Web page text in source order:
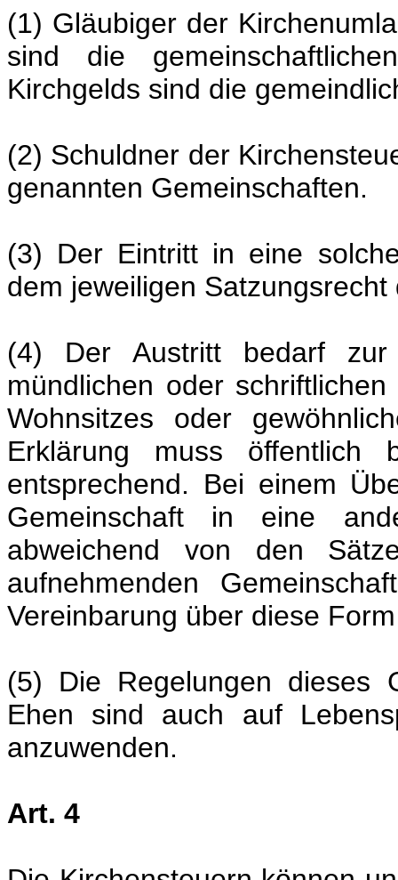
(1) Gläubiger der
sind die
Kirchgelds sind die
(2) Schuldner der
genannten Gemeinschaften.
(3) Der Eintritt in eine
dem jeweiligen
(4) Der Austritt bedarf zur
mündlichen oder
Wohnsitzes oder
Erklärung muss
entsprechend. Bei einem
Gemeinschaft in eine
abweichend von den
aufnehmenden
Vereinbarung über diese
(5) Die Regelungen dieses
Ehen sind auch auf
anzuwenden.
Art. 4